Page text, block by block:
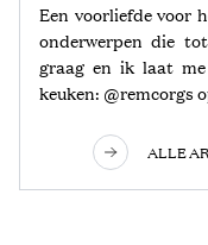
Een voorliefde voor
onderwerpen die
graag en ik laat
keuken: @remcorgs
ALLE